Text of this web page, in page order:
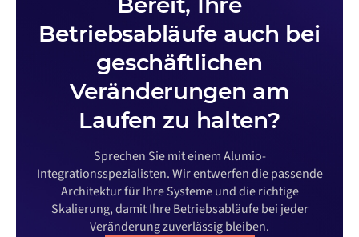
Betriebsabläufe auch bei
geschäftlichen
Veränderungen am
Laufen zu halten?
Sprechen Sie mit einem Alumio-
Integrationsspezialisten. Wir entwerfen die passende
Architektur für Ihre Systeme und die richtige
Skalierung, damit Ihre Betriebsabläufe bei jeder
Veränderung zuverlässig bleiben.